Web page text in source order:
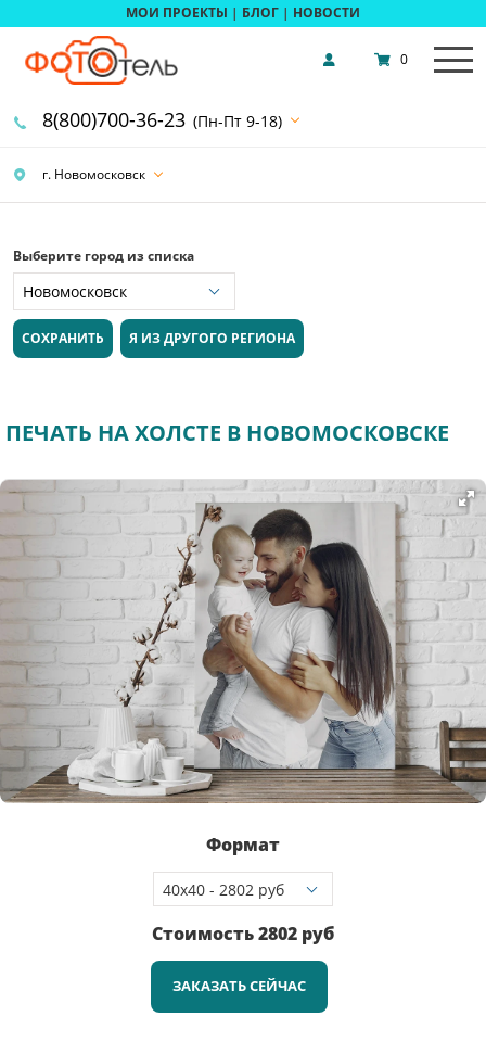
МОИ ПРОЕКТЫ | БЛОГ | НОВОСТИ
г. Новомосковск
8(800)700-36-23 (Пн-Пт 9-18)
0
Выберите город из списка
СОХРАНИТЬ Я ИЗ ДРУГОГО РЕГИОНА
ПЕЧАТЬ НА ХОЛСТЕ В НОВОМОСКОВСКЕ
Формат
Стоимость2802 руб
ЗАКАЗАТЬ СЕЙЧАС